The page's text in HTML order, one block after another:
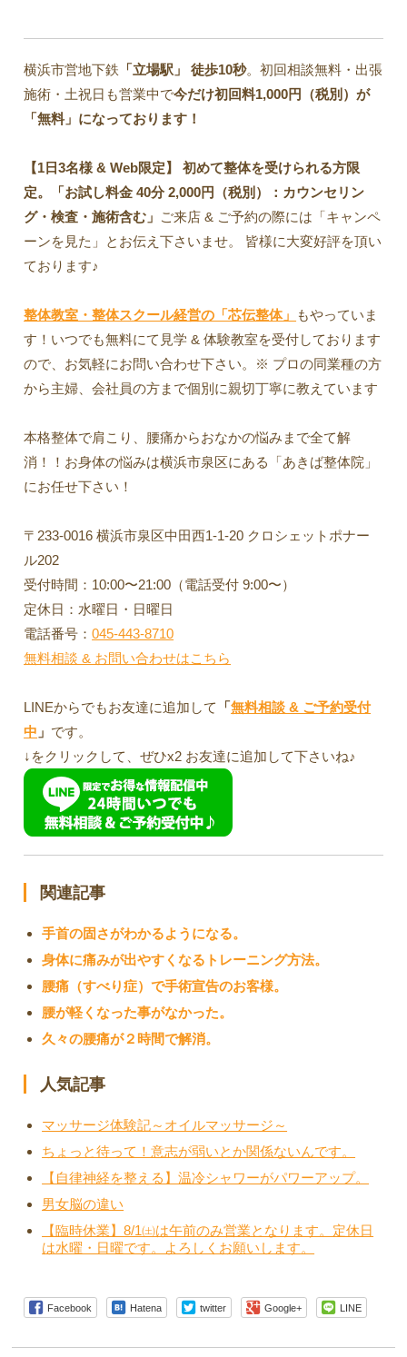
横浜市営地下鉄 「立場駅」 徒歩10秒。初回相談無料・出張
施術・土祝日も営業中で今だけ初回料1,000円（税別）が
「無料」になっております！
【1日3名様 & Web限定】 初めて整体を受けられる方限
定。「お試し料金 40分 2,000円（税別）：カウンセリン
グ・検査・施術含む」 ご来店 & ご予約の際には「キャンペ
ーンを見た」とお伝え下さいませ。 皆様に大変好評を頂い
ております♪
整体教室・整体スクール経営の「芯伝整体」
もやっていま
す！いつでも無料にて見学 & 体験教室を受付しております
ので、お気軽にお問い合わせ下さい。※ プロの同業種の方
から主婦、会社員の方まで個別に親切丁寧に教えています
本格整体で肩こり、腰痛からおなかの悩みまで全て解
消！！お身体の悩みは横浜市泉区にある「あきば整体院」
にお任せ下さい！
〒233-0016 横浜市泉区中田西1-1-20 クロシェットポナー
ル202
受付時間：10:00〜21:00（電話受付 9:00〜）
定休日：水曜日・日曜日
電話番号：045-443-8710
無料相談 & お問い合わせはこちら
LINEからでもお友達に追加して 「無料相談 & ご予約受付
中 」 です。
↓をクリックして、ぜひx2 お友達に追加して下さいね♪
関連記事
手首の固さがわかるようになる。
身体に痛みが出やすくなるトレーニング方法。
腰痛（すべり症）で手術宣告のお客様。
腰が軽くなった事がなかった。
久々の腰痛が２時間で解消。
人気記事
マッサージ体験記～オイルマッサージ～
ちょっと待って！意志が弱いとか関係ないんです。
【自律神経を整える】温冷シャワーがパワーアップ。
男女脳の違い
【臨時休業】8/1㈯は午前のみ営業となります。定休日
は水曜・日曜です。よろしくお願いします。
Facebook Hatena twitter Google+ LINE